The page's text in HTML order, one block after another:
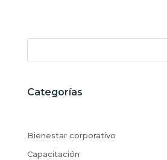
Categorías
Bienestar corporativo
Capacitación